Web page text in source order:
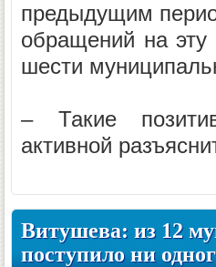
предыдущим
обращений на эту
шести
– Такие
активной
Витушева: из 12
поступило ни